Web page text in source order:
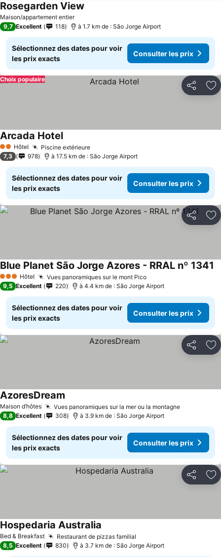
Maison/appartement entier
Rosegarden View
9,7 Excellent 118 à 1.7 km de : São Jorge Airport
Sélectionnez des dates pour voir
les prix exacts
Consulter les prix
Partager
Choix populaire
2 Étoiles
Hôtel Piscine extérieure
Arcada Hotel
7,3 978 à 17.5 km de : São Jorge Airport
Sélectionnez des dates pour voir
les prix exacts
Consulter les prix
Partager
3 ÉtoilesHôtel Vues panoramiques sur le mont Pico
Blue Planet São Jorge Azores - RRAL nº 1341
9,5 Excellent 220 à 4.4 km de : São Jorge Airport
Sélectionnez des dates pour voir
les prix exacts
Consulter les prix
Partager
Maison d’hôtes Vues panoramiques sur la mer ou la montagne
AzoresDream
8,8 Excellent 308 à 3.9 km de : São Jorge Airport
Sélectionnez des dates pour voir
les prix exacts
Consulter les prix
Partager
Bed & Breakfast Restaurant de pizzas familial
Hospedaria Australia
8,5 Excellent 830 à 3.7 km de : São Jorge Airport